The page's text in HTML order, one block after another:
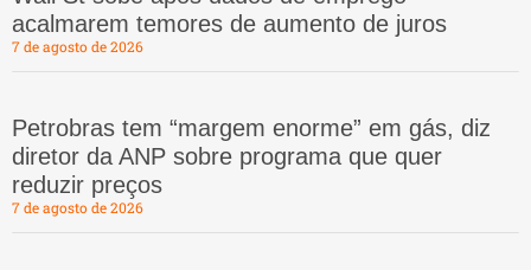
acalmarem temores de aumento de juros
7 de agosto de 2026
Petrobras tem “margem enorme” em gás, diz
diretor da ANP sobre programa que quer
reduzir preços
7 de agosto de 2026